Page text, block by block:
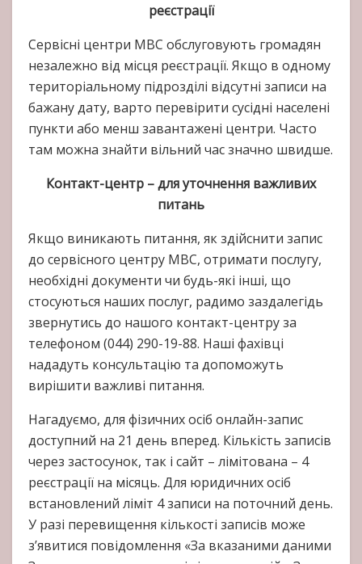
реєстрації
Сервісні центри МВС обслуговують громадян
незалежно від місця реєстрації. Якщо в одному
територіальному підрозділі відсутні записи на
бажану дату, варто перевірити сусідні населені
пункти або менш завантажені центри. Часто
там можна знайти вільний час значно швидше.
Контакт-центр – для уточнення важливих
питань
Якщо виникають питання, як здійснити запис
до сервісного центру МВС, отримати послугу,
необхідні документи чи будь-які інші, що
стосуються наших послуг, радимо заздалегідь
звернутись до нашого контакт-центру за
телефоном (044) 290-19-88. Наші фахівці
нададуть консультацію та допоможуть
вирішити важливі питання.
Нагадуємо, для фізичних осіб онлайн-запис
доступний на 21 день вперед. Кількість записів
через застосунок, так і сайт – лімітована – 4
реєстрації на місяць. Для юридичних осіб
встановлений ліміт 4 записи на поточний день.
У разі перевищення кількості записів може
з’явитися повідомлення «За вказаними даними